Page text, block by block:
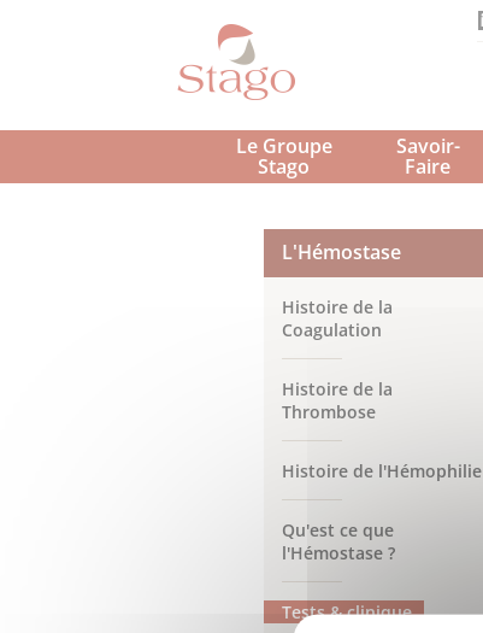
Le Groupe
Stago
Savoir-
Faire
L'Hémostase
Histoire de la
Coagulation
Histoire de la
Thrombose
Histoire de l'Hémophilie
Qu'est ce que
l'Hémostase ?
Tests & clinique